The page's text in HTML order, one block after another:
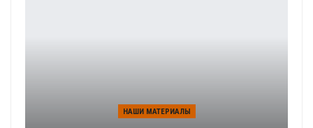
НАШИ МАТЕРИАЛЫ